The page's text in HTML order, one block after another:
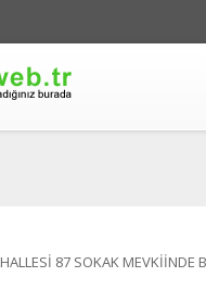
87 SOKAK MEVKİİNDE